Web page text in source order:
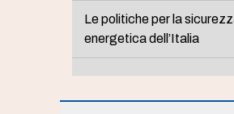
Le politiche per la
energetica dell’Italia